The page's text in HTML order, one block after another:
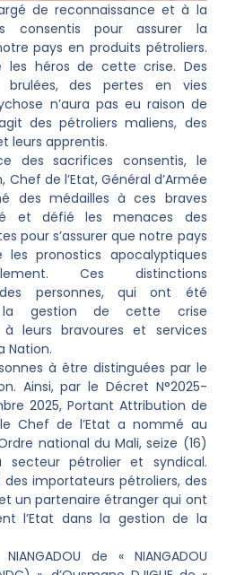
de reconnaissance et à la
consentis pour assurer la
pays en produits pétroliers.
les héros de cette crise. Des
brulées, des pertes en vies
n’aura pas eu raison de
des pétroliers maliens, des
leurs apprentis.
des sacrifices consentis, le
de l’Etat, Général d’Armée
des médailles à ces braves
et défié les menaces des
pour s’assurer que notre pays
pronostics apocalyptiques
Ces distinctions
personnes, qui ont été
la gestion de cette crise
à leurs bravoures et services
Nation.
à être distinguées par le
Ainsi, par le Décret N°2025-
2025, Portant Attribution de
Chef de l’Etat a nommé au
national du Mali, seize (16)
secteur pétrolier et syndical.
importateurs pétroliers, des
un partenaire étranger qui ont
l’Etat dans la gestion de la
de « NIANGADOU